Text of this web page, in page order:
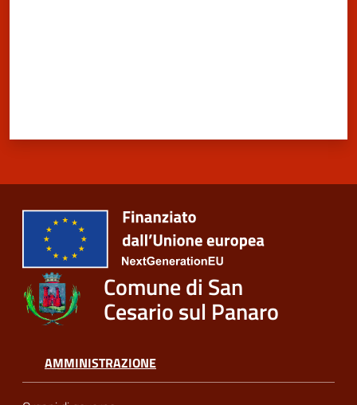
argomenti...
Seguici
Comune di San
Cesario sul Panaro
AMMINISTRAZIONE